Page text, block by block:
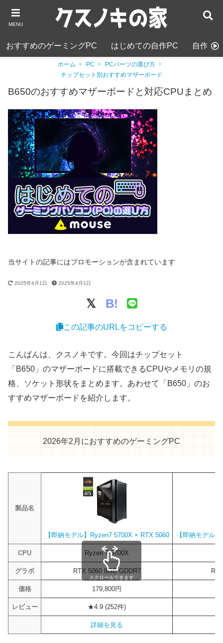
MENU
おすすめのゲーミングPC はじめての自作PC 自作PC
ホーム PC
PCパーツの選び方
チップセット別おすすめマザーボード
B650のおすすめマザーボードと対応CPUまとめ
2025年4月1日 2025年4月1日
当サイトの記事にはプロモーションが含まれています
B!
この記事のURLをコピーする
こんばんは、クスノキです。今回はチップセット
「B650」のマザーボードに搭載できるCPUやメモリの規
格、ソケット形状をまとめます。あわせて「B650」のお
すすめマザーボードを紹介します。
2026年2月におすすめのゲーミングPC
製品名
【即納モデル】Ryzen7 5700X × RTX 5060 【即納モデル
CPU Ryzen 7 5700X
グラボ RTX 5060 8GB GDDR7
価格 179,800円
レビュー ★4.9 (252件)
詳細を見る
スクロールできます